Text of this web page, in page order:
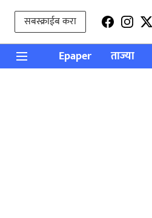
सबस्क्राईब करा
Epaper ताज्या